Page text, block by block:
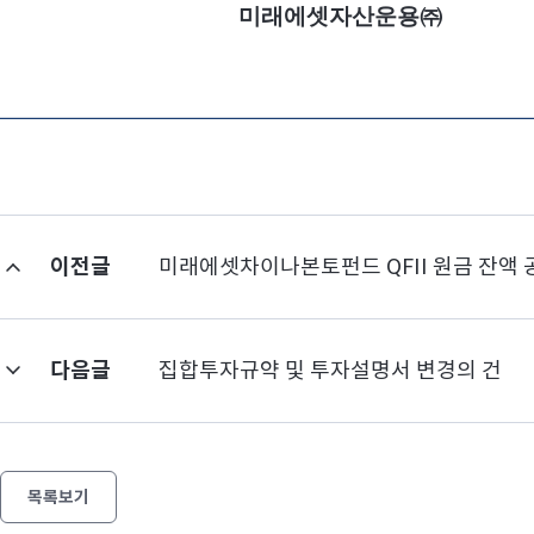
미래에셋자산운용㈜
이전글 미래에셋차이나본토펀드 QFII 원금 잔액
다음글 집합투자규약 및 투자설명서 변경의 건
목록보기